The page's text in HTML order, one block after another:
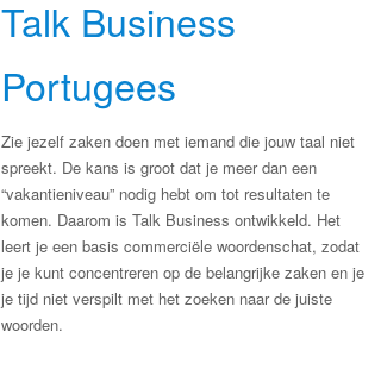
Talk Business
Portugees
Zie jezelf zaken doen met iemand die jouw taal niet
spreekt. De kans is groot dat je meer dan een
“vakantieniveau” nodig hebt om tot resultaten te
komen. Daarom is Talk Business ontwikkeld. Het
leert je een basis commerciële woordenschat, zodat
je je kunt concentreren op de belangrijke zaken en je
je tijd niet verspilt met het zoeken naar de juiste
woorden.